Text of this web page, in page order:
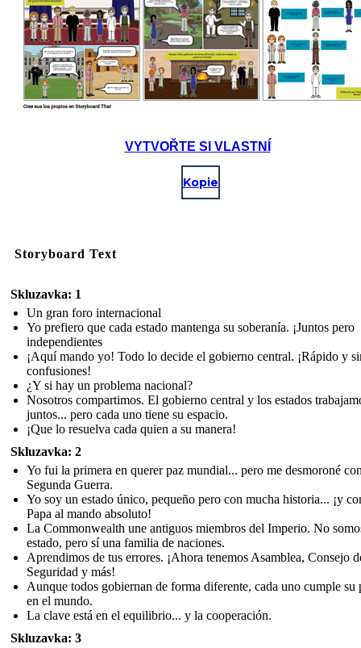
VYTVOŘTE SI VLASTNÍ
Kopie
Storyboard Text
Skluzavka: 1
Un gran foro internacional
Yo prefiero que cada estado mantenga su soberanía. ¡Juntos pero
independientes
¡Aquí mando yo! Todo lo decide el gobierno central. ¡Rápido y
confusiones!
¿Y si hay un problema nacional?
Nosotros compartimos. El gobierno central y los estados
juntos... pero cada uno tiene su espacio.
¡Que lo resuelva cada quien a su manera!
Skluzavka: 2
Yo fui la primera en querer paz mundial... pero me desmoroné
Segunda Guerra.
Yo soy un estado único, pequeño pero con mucha historia... ¡y
Papa al mando absoluto!
La Commonwealth une antiguos miembros del Imperio. No
estado, pero sí una familia de naciones.
Aprendimos de tus errores. ¡Ahora tenemos Asamblea, Consejo
Seguridad y más!
Aunque todos gobiernan de forma diferente, cada uno cumple su
en el mundo.
La clave está en el equilibrio... y la cooperación.
Skluzavka: 3